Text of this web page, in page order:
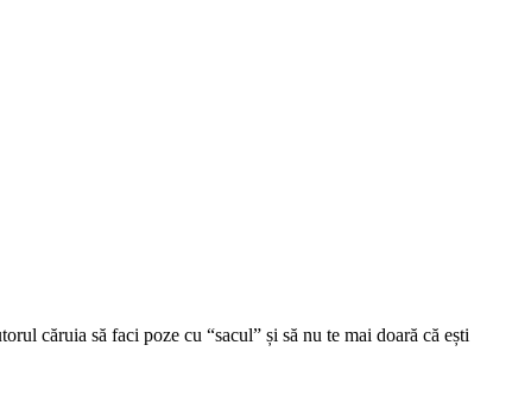
căruia să faci poze cu “sacul” și să nu te mai doară că ești